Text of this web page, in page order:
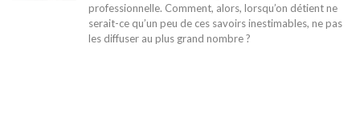
professionnelle. Comment, alors, lorsqu’on détient ne
serait-ce qu’un peu de ces savoirs inestimables, ne pas
les diffuser au plus grand nombre ?